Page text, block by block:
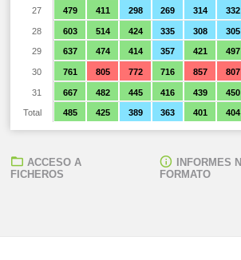
479 411 298 269 314 332
603 514 424 335 308 305
637 474 414 357 421 497
761 805 772 716 857 807
667 482 445 416 439 450
485 425 389 363 401 404
27
28
29
30
31
Total
ACCESO A
FICHEROS
INFORMES
FORMATO